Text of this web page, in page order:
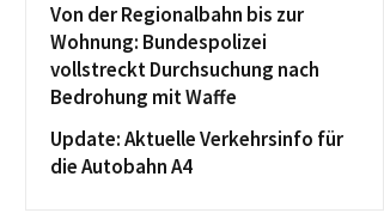
Von der Regionalbahn bis zur
Wohnung: Bundespolizei
vollstreckt Durchsuchung nach
Bedrohung mit Waffe
Update: Aktuelle Verkehrsinfo für
die Autobahn A4